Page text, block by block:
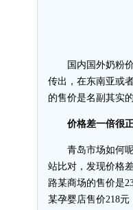
国内国外奶粉价
传出，在东南亚或
的售价是名副其实
价格差一倍很
青岛市场如何呢
站比对，发现价格
路某商场的售价是
某孕婴店售价218元